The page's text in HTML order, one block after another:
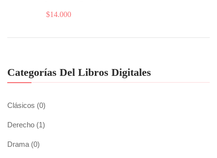
Categorías Del Libros Digitales
Clásicos (0)
Derecho (1)
Drama (0)
$14.000